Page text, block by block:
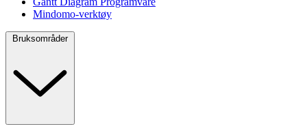
Mindomo-verktøy
Bruksområder